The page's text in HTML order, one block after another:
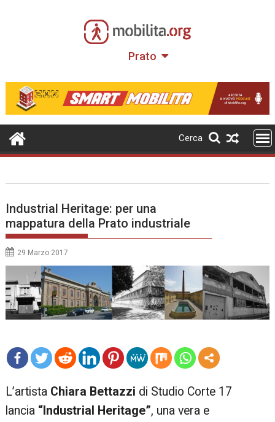
Prato
Cerca
Industrial Heritage: per una
mappatura della Prato industriale
29 Marzo 2017
re
L’artista Chiara Bettazzi di Studio Corte 17
lancia “Industrial Heritage”, una vera e